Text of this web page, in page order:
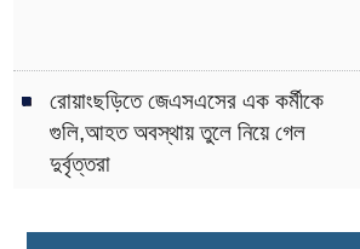
রোয়াংছড়িতে জেএসএসের এক কর্মীকে
গুলি,আহত অবস্থায় তুলে নিয়ে গেল
দুর্বৃত্তরা